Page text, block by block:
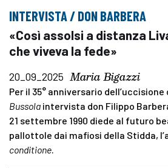
INTERVISTA / DON BARBERA
«Così assolsi a distanza
che viveva la fede»
20_09_2025 Maria Bigazzi
Per il 35° anniversario
Bussola intervista don Filippo
21 settembre 1990 diede al futuro
pallottole dai mafiosi della Stidda,
conditione.